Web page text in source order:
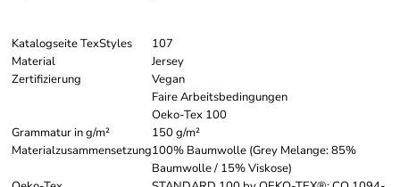
Katalogseite TexStyles
107
Material
Jersey
Zertifizierung
Vegan
Faire Arbeitsbedingungen
Oeko-Tex 100
Grammatur in g/m²
150 g/m²
Materialzusammensetzung100% Baumwolle (Grey Melange: 85%
Baumwolle / 15% Viskose)